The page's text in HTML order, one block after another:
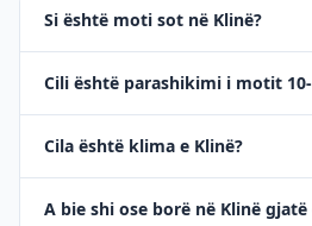
Si është moti sot në Klinë?
Cili është parashikimi i motit
Cila është klima e Klinë?
A bie shi ose borë në Klinë